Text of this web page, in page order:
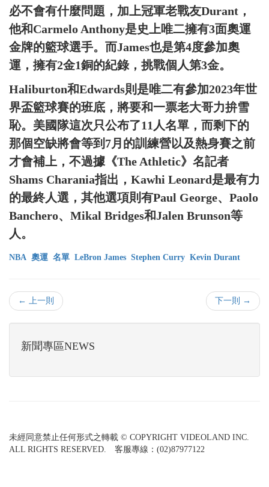
必不會有什麼問題，加上冠軍老戰友Durant，
他和Carmelo Anthony是史上唯二擁有3面奧運
金牌的籃球選手。而James也是第4度參加奧
運，擁有2金1銅的紀錄，挑戰個人第3金。
Haliburton和Edwards則是唯二有參加2023年世
界盃籃球賽的班底，將要和一票老大哥力拚雪
恥。美國隊這次只公布了11人名單，而剩下的
那個空缺將會等到7月的訓練營以及熱身賽之前
才會補上，不過據《The Athletic》名記者
Shams Charania指出，Kawhi Leonard是最有力
的最終人選，其他選項則有Paul George、Paolo
Banchero、Mikal Bridges和Jalen Brunson等
人。
NBA 奧運 名單 LeBron James Stephen Curry Kevin Durant
← 上一則 下一則 →
新聞專區NEWS
未經同意禁止任何形式之轉載 © COPYRIGHT VIDEOLAND INC.
ALL RIGHTS RESERVED. 客服專線：(02)87977122